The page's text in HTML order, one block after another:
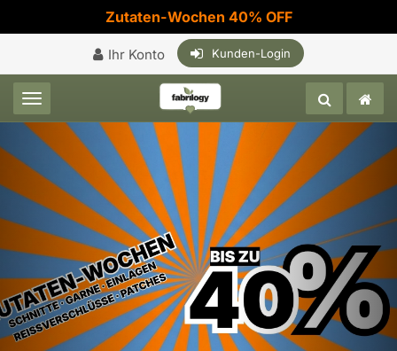
Zutaten-Wochen 40% OFF
Ihr Konto Kunden-Login
Toggle navigation